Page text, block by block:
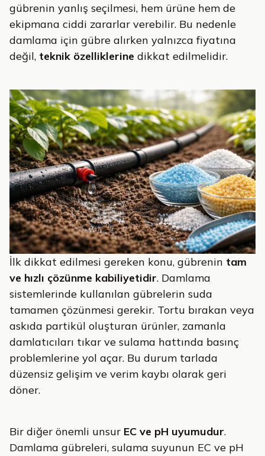
gübrenin yanlış seçilmesi, hem ürüne hem de
ekipmana ciddi zararlar verebilir. Bu nedenle
damlama için gübre alırken yalnızca fiyatına
değil, teknik özelliklerine dikkat edilmelidir.
İlk dikkat edilmesi gereken konu, gübrenin tam
ve hızlı çözünme kabiliyetidir. Damlama
sistemlerinde kullanılan gübrelerin suda
tamamen çözünmesi gerekir. Tortu bırakan veya
askıda partikül oluşturan ürünler, zamanla
damlatıcıları tıkar ve sulama hattında basınç
problemlerine yol açar. Bu durum tarlada
düzensiz gelişim ve verim kaybı olarak geri
döner.
Bir diğer önemli unsur EC ve pH uyumudur.
Damlama gübreleri, sulama suyunun EC ve pH